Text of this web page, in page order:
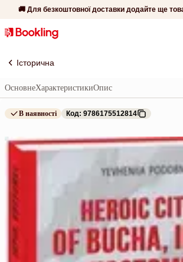
🚚 Для безкоштовної доставки додайте ще
Історична
ОсновнеХарактеристикиОпис
В наявності Код: 9786175512814